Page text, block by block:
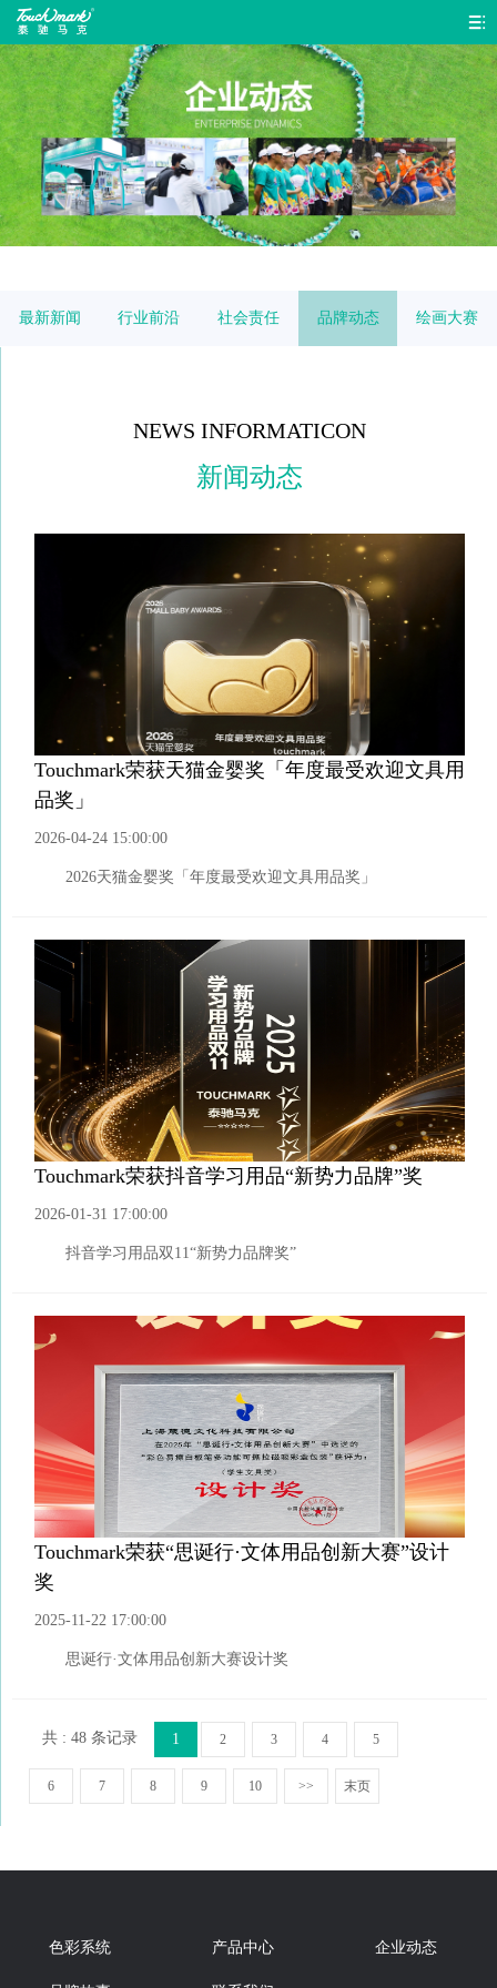
首
页
色
彩
统
产
中
牌
企
最新新闻 行业前沿 社会责任 品牌动态 绘画大赛
NEWS INFORMATICON
新闻动态
Touchmark荣获天猫金婴奖「年度最受欢迎文具用
品奖」
2026-04-24 15:00:00
2026天猫金婴奖「年度最受欢迎文具用品奖」
Touchmark荣获抖音学习用品“新势力品牌”奖
2026-01-31 17:00:00
抖音学习用品双11“新势力品牌奖”
Touchmark荣获“思诞行·文体用品创新大赛”设计
奖
2025-11-22 17:00:00
思诞行·文体用品创新大赛设计奖
共 : 48 条记录 1 2 3 4 5
6 7 8 9 10 >> 末页
色彩系统 产品中心 企业动态